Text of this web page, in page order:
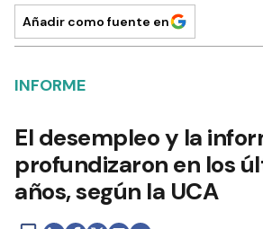
Añadir como fuente en
INFORME
El desempleo y la
profundizaron en los
años, según la UCA